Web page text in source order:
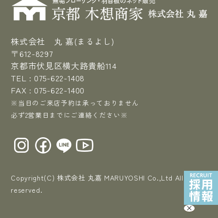
株式会社 丸 嘉(まるよし)
〒612-8297
京都市伏見区横大路貴船114
TEL : 075-622-1408
FAX : 075-622-1400
※当日のご来店予約は承っておりません
必ず2営業日までにご連絡ください※
Copyright(C) 株式会社 丸嘉 MARUYOSHI Co.,Ltd All right
reserved.